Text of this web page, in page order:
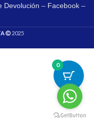
Devolución – Facebook –
2025
0